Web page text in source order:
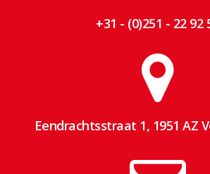
+31 - (0)251 - 22 92
Eendrachtsstraat 1, 1951 AZ